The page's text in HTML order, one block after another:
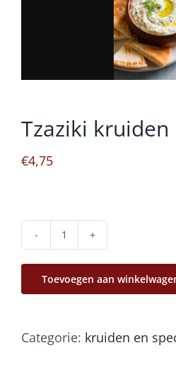
Tzaziki kruiden
€4,75
Tzaziki
kruiden
aantal
Toevoegen aan
Categorie: kruiden en